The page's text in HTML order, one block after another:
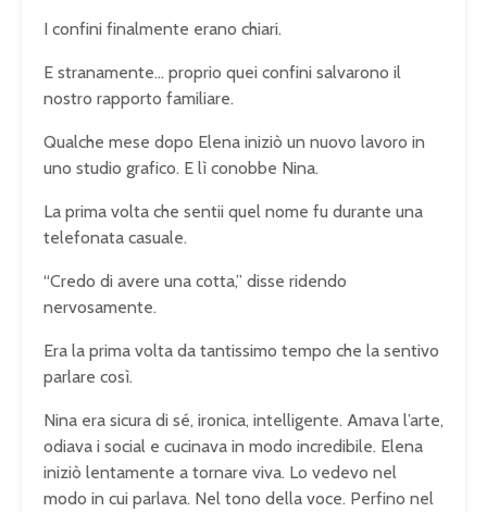
I confini finalmente erano chiari.
E stranamente… proprio quei confini salvarono il
nostro rapporto familiare.
Qualche mese dopo Elena iniziò un nuovo lavoro in
uno studio grafico. E lì conobbe Nina.
La prima volta che sentii quel nome fu durante una
telefonata casuale.
“Credo di avere una cotta,” disse ridendo
nervosamente.
Era la prima volta da tantissimo tempo che la sentivo
parlare così.
Nina era sicura di sé, ironica, intelligente. Amava l’arte,
odiava i social e cucinava in modo incredibile. Elena
iniziò lentamente a tornare viva. Lo vedevo nel
modo in cui parlava. Nel tono della voce. Perfino nel